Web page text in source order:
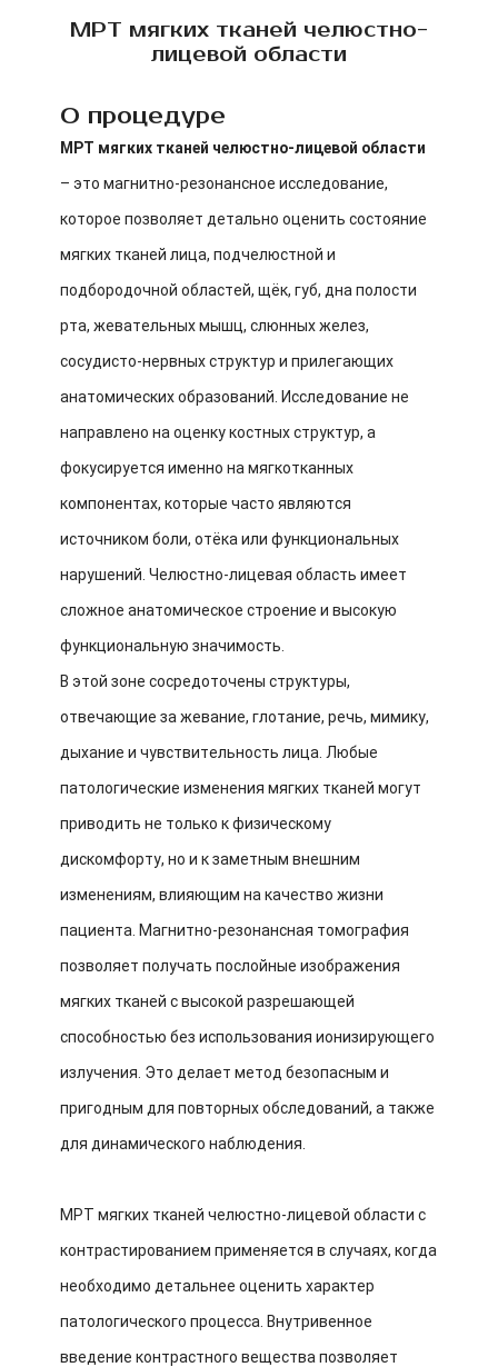
МРТ мягких тканей челюстно-
лицевой области
О процедуре
МРТ мягких тканей челюстно-лицевой области
– это магнитно-резонансное исследование,
которое позволяет детально оценить состояние
мягких тканей лица, подчелюстной и
подбородочной областей, щёк, губ, дна полости
рта, жевательных мышц, слюнных желез,
сосудисто-нервных структур и прилегающих
анатомических образований. Исследование не
направлено на оценку костных структур, а
фокусируется именно на мягкотканных
компонентах, которые часто являются
источником боли, отёка или функциональных
нарушений. Челюстно-лицевая область имеет
сложное анатомическое строение и высокую
функциональную значимость.
В этой зоне сосредоточены структуры,
отвечающие за жевание, глотание, речь, мимику,
дыхание и чувствительность лица. Любые
патологические изменения мягких тканей могут
приводить не только к физическому
дискомфорту, но и к заметным внешним
изменениям, влияющим на качество жизни
пациента. Магнитно-резонансная томография
позволяет получать послойные изображения
мягких тканей с высокой разрешающей
способностью без использования ионизирующего
излучения. Это делает метод безопасным и
пригодным для повторных обследований, а также
для динамического наблюдения.
МРТ мягких тканей челюстно-лицевой области с
контрастированием применяется в случаях, когда
необходимо детальнее оценить характер
патологического процесса. Внутривенное
введение контрастного вещества позволяет